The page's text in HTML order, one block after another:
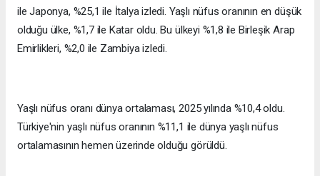
ile Japonya, %25,1 ile İtalya izledi. Yaşlı nüfus oranının en düşük
olduğu ülke, %1,7 ile Katar oldu. Bu ülkeyi %1,8 ile Birleşik Arap
Emirlikleri, %2,0 ile Zambiya izledi.
Yaşlı nüfus oranı dünya ortalaması, 2025 yılında %10,4 oldu.
Türkiye'nin yaşlı nüfus oranının %11,1 ile dünya yaşlı nüfus
ortalamasının hemen üzerinde olduğu görüldü.